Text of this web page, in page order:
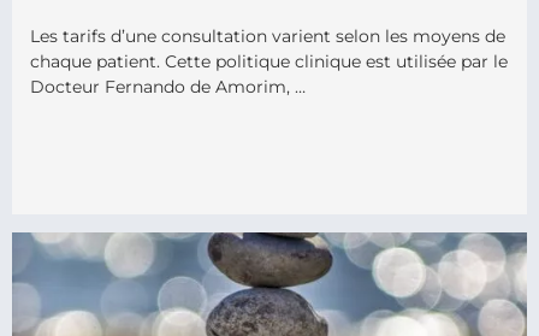
Les tarifs d’une consultation varient selon les moyens de
chaque patient. Cette politique clinique est utilisée par le
Docteur Fernando de Amorim, …